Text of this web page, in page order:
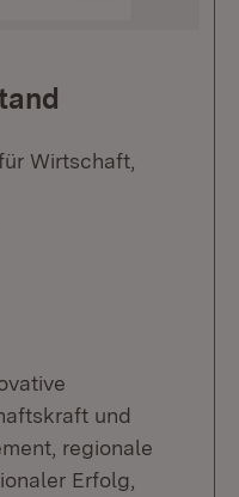
Wirtschaft,
und
regionale
Erfolg,